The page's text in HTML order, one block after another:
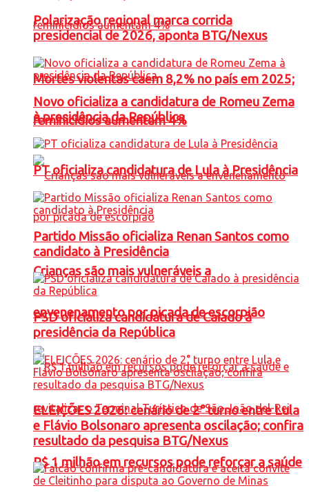
Mortes violentas caem 8,2% no país em 2025;
feminicídios aumentam 4%
Crianças são mais vulneráveis a
envenenamento por picada de escorpião
R$ 1 milhão em recursos pode reforçar a saúde
Polarização regional marca corrida
presidencial de 2026, aponta BTG/Nexus
Novo oficializa a candidatura de Romeu Zema
à presidência da República
PT oficializa candidatura de Lula à Presidência
Partido Missão oficializa Renan Santos como
candidato à Presidência
PSD oficializa candidatura de Caiado à
presidência da República
ELEIÇÕES 2026: cenário de 2° turno entre Lula
e Flávio Bolsonaro apresenta oscilação; confira
resultado da pesquisa BTG/Nexus